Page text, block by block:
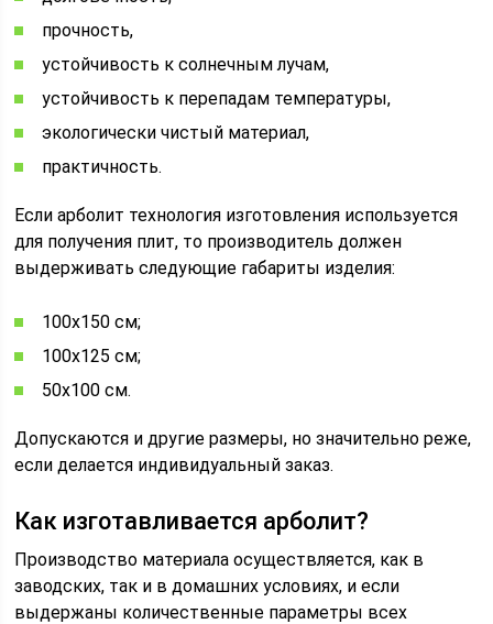
прочность,
устойчивость к солнечным лучам,
устойчивость к перепадам температуры,
экологически чистый материал,
практичность.
Если арболит технология изготовления используется
для получения плит, то производитель должен
выдерживать следующие габариты изделия:
100х150 см;
100х125 см;
50х100 см.
Допускаются и другие размеры, но значительно реже,
если делается индивидуальный заказ.
Как изготавливается арболит?
Производство материала осуществляется, как в
заводских, так и в домашних условиях, и если
выдержаны количественные параметры всех